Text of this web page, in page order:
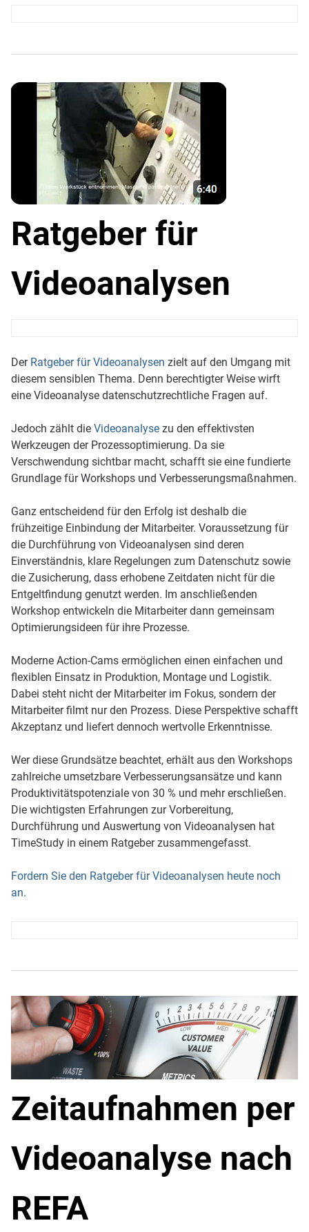
Ratgeber für
Videoanalysen
Der Ratgeber für Videoanalysen zielt auf den Umgang mit
diesem sensiblen Thema. Denn berechtigter Weise wirft
eine Videoanalyse datenschutzrechtliche Fragen auf.
Jedoch zählt die Videoanalysezu den effektivsten
Werkzeugen der Prozessoptimierung. Da sie
Verschwendung sichtbar macht, schafft sie eine fundierte
Grundlage für Workshops und Verbesserungsmaßnahmen.
Ganz entscheidend für den Erfolg ist deshalb die
frühzeitige Einbindung der Mitarbeiter. Voraussetzung für
die Durchführung von Videoanalysen sind deren
Einverständnis, klare Regelungen zum Datenschutz sowie
die Zusicherung, dass erhobene Zeitdaten nicht für die
Entgeltfindung genutzt werden. Im anschließenden
Workshop entwickeln die Mitarbeiter dann gemeinsam
Optimierungsideen für ihre Prozesse.
Moderne Action-Cams ermöglichen einen einfachen und
flexiblen Einsatz in Produktion, Montage und Logistik.
Dabei steht nicht der Mitarbeiter im Fokus, sondern der
Mitarbeiter filmt nur den Prozess. Diese Perspektive schafft
Akzeptanz und liefert dennoch wertvolle Erkenntnisse.
Wer diese Grundsätze beachtet, erhält aus den Workshops
zahlreiche umsetzbare Verbesserungsansätze und kann
Produktivitätspotenziale von 30 % und mehr erschließen.
Die wichtigsten Erfahrungen zur Vorbereitung,
Durchführung und Auswertung von Videoanalysen hat
TimeStudy in einem Ratgeber zusammengefasst.
Fordern Sie den Ratgeber für Videoanalysen heute noch
an.
Zeitaufnahmen per
Videoanalyse nach
REFA